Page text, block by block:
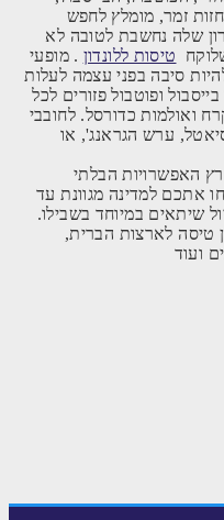
זמר, מומלץ לחפש
שלה נחשבת לטובה לא
טיסות ללונדון . מופעי
סיבה בפני עצמה לעלות
ופוטבול פזורים לכל
ואולמות כדורסל. לחובבי
ערש הגראנג', או
האפשרויות הבלתי
אתכם למדינה מגוונת עד
שיתאים במיוחד בשבילו.
טיסה לארצות הברית,